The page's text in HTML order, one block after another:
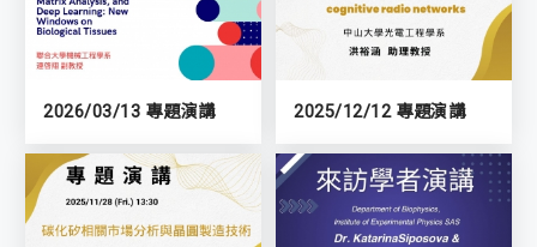
2026/03/13 專題演講 2025/12/12 專題演講